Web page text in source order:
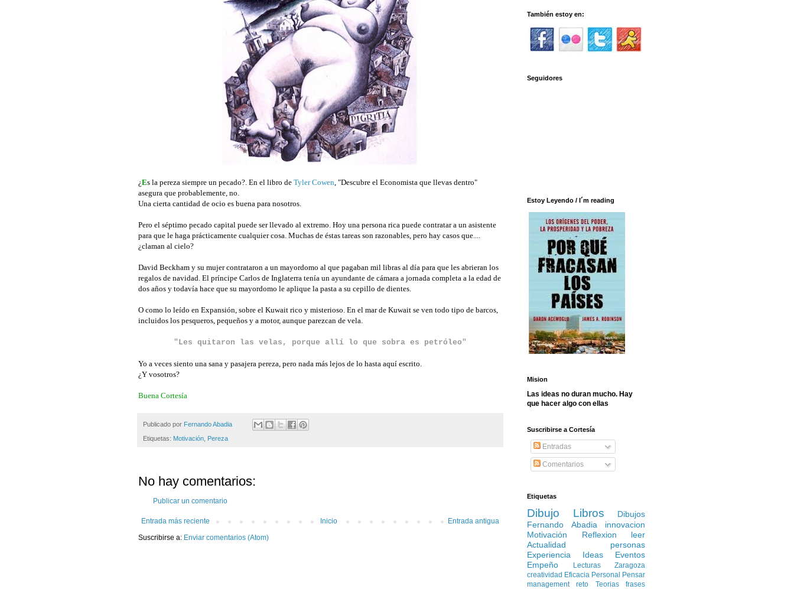
¿Es la pereza siempre un pecado?. En el libro de Tyler Cowen , "Descubre el Economista que llevas dentro"
asegura que probablemente, no.
Una cierta cantidad de ocio es buena para nosotros.
Pero el séptimo pecado capital puede ser llevado al extremo. Hoy una persona rica puede contratar a un asistente
para que le haga prácticamente cualquier cosa. Muchas de éstas tareas son razonables, pero hay casos que....
¿claman al cielo?
David Beckham y su mujer contrataron a un mayordomo al que pagaban mil libras al día para que les abrieran los
regalos de navidad. El príncipe Carlos de Inglaterra tenía un ayundante de cámara a jornada completa a la edad de
dos años y todavía hace que su mayordomo le aplique la pasta a su cepillo de dientes.
O como lo leído en Expansión, sobre el Kuwait rico y misterioso. En el mar de Kuwait se ven todo tipo de barcos,
incluidos los pesqueros, pequeños y a motor, aunque parezcan de vela.
"Les quitaron las velas, porque allí lo que sobra es petróleo"
Yo a veces siento una sana y pasajera pereza, pero nada más lejos de lo hasta aquí escrito.
¿Y vosotros?
Buena Cortesía
Publicado por Fernando Abadia
Etiquetas: Motivación Pereza
No hay comentarios:
Publicar un comentario
Entrada más reciente Entrada antigua
Inicio
Suscribirse a: Enviar comentarios (Atom)
También estoy en:
Seguidores
Estoy Leyendo / I´m reading
Mision
Las ideas no duran mucho. Hay
que hacer algo con ellas
Suscribirse a Cortesía
Entradas
Comentarios
Etiquetas
Dibujo Libros
Dibujos
Fernando Abadia
innovacion
Motivación
Reflexion
leer
Actualidad
personas
Experiencia
Ideas
Eventos
Empeño
Lecturas
Zaragoza
creatividad Eficacia Personal Pensar
management
reto Teorias
frases